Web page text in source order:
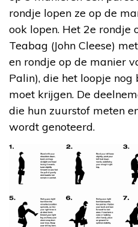
rondje lopen ze op de
ook lopen. Het 2e rondje
Teabag (John Cleese)
en rondje op de manier
Palin), die het loopje
moet krijgen. De
die hun zuurstof meten
wordt genoteerd.